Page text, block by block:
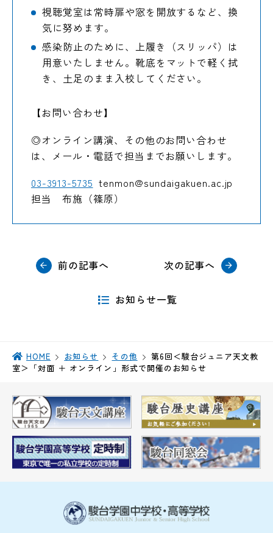
視聴覚室は常時扉や窓を開放するなど、換
気に努めます。
感染防止のために、上履き（スリッパ）は
用意いたしません。靴底をマットで軽く拭
き、土足のまま入校してください。
【お問い合わせ】
◎オンライン講演、その他のお問い合わせ
は、メール・電話で担当までお願いします。
03-3913-5735 tenmon@sundaigakuen.ac.jp
担当 布施（篠原）
前の記事へ
お知らせ一覧
次の記事へ
HOME お知らせ その他
第6回＜駿台ジュニア天文教
室＞「対面 ＋ オンライン」形式で開催のお知らせ